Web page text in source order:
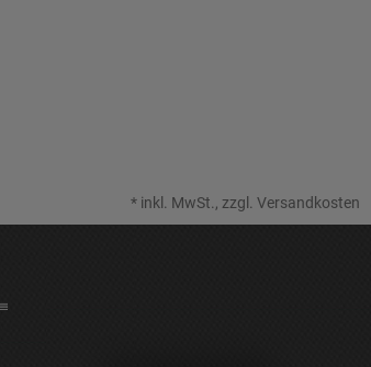
* inkl. MwSt., zzgl. Versandkosten